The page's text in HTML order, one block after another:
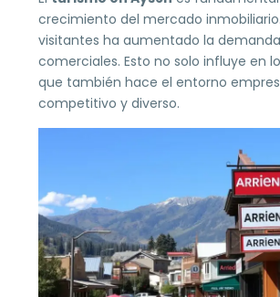
crecimiento del mercado
visitantes ha aumentado la
comerciales. Esto no solo influye en
que también hace el entorno
competitivo y diverso.